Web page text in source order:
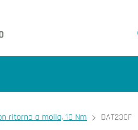
ritorno a molla, 10 Nm DAT230F